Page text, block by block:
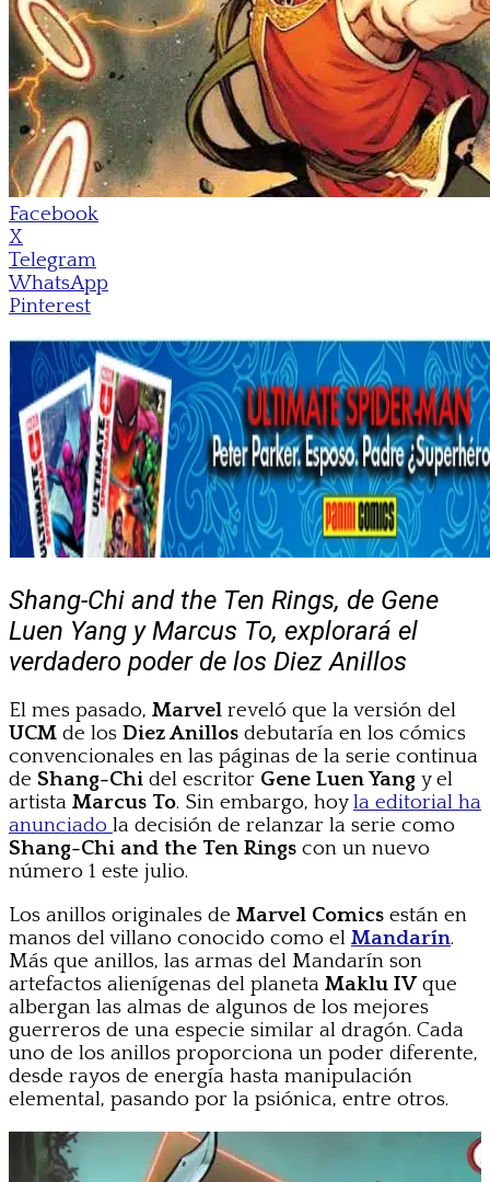
Facebook
X
Telegram
WhatsApp
Pinterest
Shang-Chi and the Ten Rings, de Gene
Luen Yang y Marcus To, explorará el
verdadero poder de los Diez Anillos
El mes pasado, Marvel reveló que la versión del
UCM de los Diez Anillos debutaría en los cómics
convencionales en las páginas de la serie continua
de Shang-Chi del escritor Gene Luen Yang y el
artista Marcus To. Sin embargo, hoyla editorial ha
anunciado la decisión de relanzar la serie como
Shang-Chi and the Ten Rings con un nuevo
número 1 este julio.
Los anillos originales de Marvel Comics están en
manos del villano conocido como el Mandarín.
Más que anillos, las armas del Mandarín son
artefactos alienígenas del planeta Maklu IVque
albergan las almas de algunos de los mejores
guerreros de una especie similar al dragón. Cada
uno de los anillos proporciona un poder diferente,
desde rayos de energía hasta manipulación
elemental, pasando por la psiónica, entre otros.